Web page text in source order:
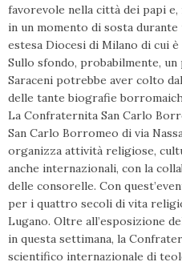
favorevole nella città dei papi
in un momento di sosta
estesa Diocesi di Milano di cui è
Sullo sfondo, probabilmente,
Saraceni potrebbe aver colto
delle tante biografie
La Confraternita San Carlo
San Carlo Borromeo di via
organizza attività religiose,
anche internazionali, con la
delle consorelle. Con
per i quattro secoli di vita
Lugano. Oltre all’esposizione
in questa settimana, la
scientifico internazionale di